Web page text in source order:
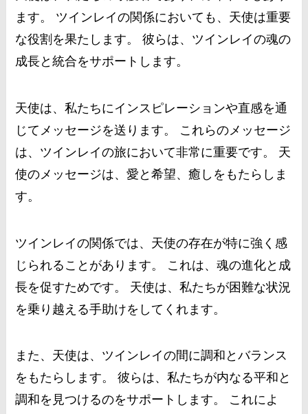
ます。 ツインレイの関係においても、天使は重要
な役割を果たします。 彼らは、ツインレイの魂の
成長と統合をサポートします。
天使は、私たちにインスピレーションや直感を通
じてメッセージを送ります。 これらのメッセージ
は、ツインレイの旅において非常に重要です。 天
使のメッセージは、愛と希望、癒しをもたらしま
す。
ツインレイの関係では、天使の存在が特に強く感
じられることがあります。 これは、魂の進化と成
長を促すためです。 天使は、私たちが困難な状況
を乗り越える手助けをしてくれます。
また、天使は、ツインレイの間に調和とバランス
をもたらします。 彼らは、私たちが内なる平和と
調和を見つけるのをサポートします。 これによ